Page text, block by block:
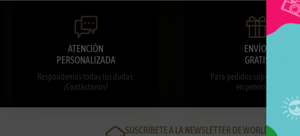
ATENCIÓN
PERSONALIZADA
Respondemos todas tus dudas,
¡Contáctanos!
ENVÍOS
GRATIS
Para pedidos superiores a 30€
en península.
SUSCRÍBETE A LA NEWSLETTER DE WORLDSHISHAS